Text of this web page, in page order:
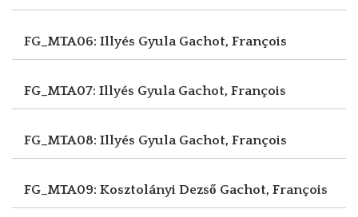
FG_MTA06: Illyés Gyula Gachot, François
FG_MTA07: Illyés Gyula Gachot, François
FG_MTA08: Illyés Gyula Gachot, François
FG_MTA09: Kosztolányi Dezső Gachot, François